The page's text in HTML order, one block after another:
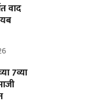
वाद
7व्या